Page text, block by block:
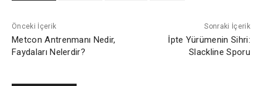
Önceki İçerik
Metcon Antrenmanı Nedir,
Faydaları Nelerdir?
Sonraki İçerik
İpte Yürümenin Sihri:
Slackline Sporu